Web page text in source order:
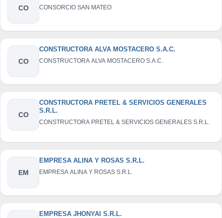
CO CONSORCIO SAN MATEO
CO
CONSTRUCTORA ALVA MOSTACERO S.A.C.
CONSTRUCTORA ALVA MOSTACERO S.A.C.
CO
CONSTRUCTORA PRETEL & SERVICIOS GENERALES
S.R.L.
CONSTRUCTORA PRETEL & SERVICIOS GENERALES S.R.L.
EM
EMPRESA ALINA Y ROSAS S.R.L.
EMPRESA ALINA Y ROSAS S.R.L.
EMPRESA JHONYAI S.R.L.